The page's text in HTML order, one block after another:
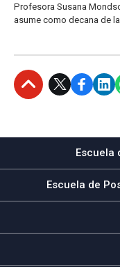
Profesora Susana
asume como decana de la
Escuela
Escuela de